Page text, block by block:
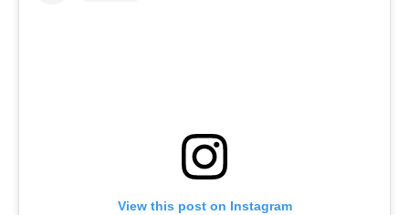
View this post on Instagram